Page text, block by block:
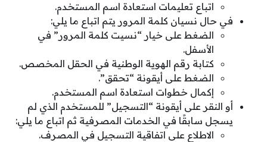
اتباع تعليمات استعادة اسم المستخدم.
في حال نسيان كلمة المرور يتم اتباع ما يلي:
الضغط على خيار “نسيت كلمة المرور” في
الأسفل.
كتابة رقم الهوية الوطنية في الحقل المخصص.
الضغط على أيقونة “تحقق”.
إكمال خطوات استعادة اسم المستخدم.
أو النقر على أيقونة “التسجيل” للمستخدم الذي لم
يسجل سابقًا في الخدمات المصرفية ثم اتباع ما يلي:
الاطلاع على اتفاقية التسجيل في المصرف.